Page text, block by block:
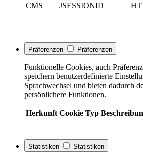
CMS JSESSIONID
Präferenzen Präferenzen
Funktionelle Cookies, auch
speichern benutzerdefinierte
Sprachwechsel und bieten dadurch
persönlichere Funktionen.
Herkunft Cookie Typ
Statistiken Statistiken